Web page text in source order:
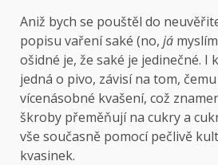
Aniž bych se pouštěl do
popisu vaření saké (no, já
ošidné je, že saké je jedinečné. I
jedná o pivo, závisí na tom,
vícenásobné kvašení, což
škroby přeměňují na cukry a
vše současně pomocí pečlivě
kvasinek.